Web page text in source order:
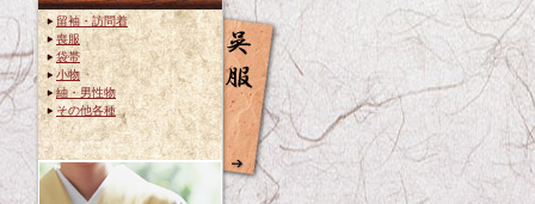
留袖・訪問着
喪服
袋帯
小物
紬・男性物
その他各種